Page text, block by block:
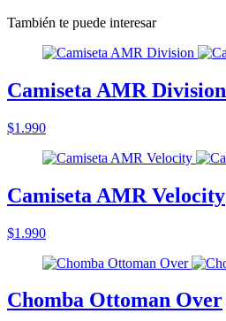
También te puede interesar
Camiseta AMR Division
$1.990
Camiseta AMR Velocity
$1.990
Chomba Ottoman Over